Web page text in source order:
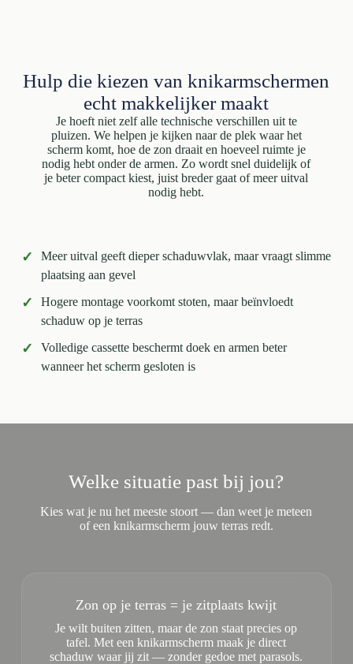
Hulp die kiezen van knikarmschermen
echt makkelijker maakt
Je hoeft niet zelf alle technische verschillen uit te
pluizen. We helpen je kijken naar de plek waar het
scherm komt, hoe de zon draait en hoeveel ruimte je
nodig hebt onder de armen. Zo wordt snel duidelijk of
je beter compact kiest, juist breder gaat of meer uitval
nodig hebt.
✓
Meer uitval geeft dieper schaduwvlak, maar vraagt slimme
plaatsing aan gevel
✓
Hogere montage voorkomt stoten, maar beïnvloedt
schaduw op je terras
✓
Volledige cassette beschermt doek en armen beter
wanneer het scherm gesloten is
Welke situatie past bij jou?
Kies wat je nu het meeste stoort — dan weet je meteen
of een knikarmscherm jouw terras redt.
Zon op je terras = je zitplaats kwijt
Je wilt buiten zitten, maar de zon staat precies op
tafel. Met een knikarmscherm maak je direct
schaduw waar jij zit — zonder gedoe met parasols.